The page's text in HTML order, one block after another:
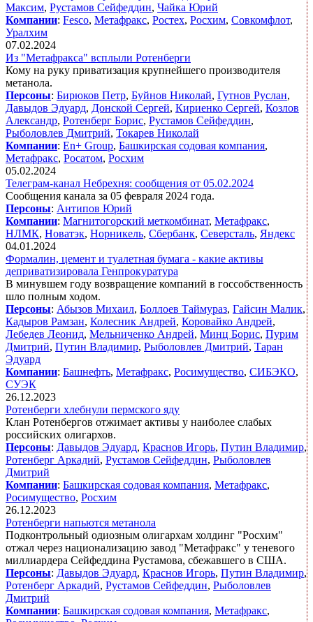
Максим, Рустамов Сейфеддин, Чайка Юрий
Компании: Fesco, Метафракс, Ростех, Росхим, Совкомфлот,
Уралхим
07.02.2024
Из "Метафракса" всплыли Ротенберги
Кому на руку приватизация крупнейшего производителя
метанола.
Персоны: Бирюков Петр, Буйнов Николай, Гутнов Руслан,
Давыдов Эдуард, Донской Сергей, Кириенко Сергей, Козлов
Александр, Ротенберг Борис, Рустамов Сейфеддин,
Рыболовлев Дмитрий, Токарев Николай
Компании: En+ Group, Башкирская содовая компания,
Метафракс, Росатом, Росхим
05.02.2024
Телеграм-канал Небрехня: сообщения от 05.02.2024
Сообщения канала за 05 февраля 2024 года.
Персоны: Антипов Юрий
Компании: Магнитогорский меткомбинат, Метафракс,
НЛМК, Новатэк, Норникель, Сбербанк, Северсталь, Яндекс
04.01.2024
Формалин, цемент и туалетная бумага - какие активы
деприватизировала Генпрокуратура
В минувшем году возвращение компаний в госсобственность
шло полным ходом.
Персоны: Абызов Михаил, Боллоев Таймураз, Гайсин Малик,
Кадыров Рамзан, Колесник Андрей, Коровайко Андрей,
Лебедев Леонид, Мельниченко Андрей, Минц Борис, Пурим
Дмитрий, Путин Владимир, Рыболовлев Дмитрий, Таран
Эдуард
Компании: Башнефть, Метафракс, Росимущество, СИБЭКО,
СУЭК
26.12.2023
Ротенберги хлебнули пермского яду
Клан Ротенбергов отжимает активы у наиболее слабых
российских олигархов.
Персоны: Давыдов Эдуард, Краснов Игорь, Путин Владимир,
Ротенберг Аркадий, Рустамов Сейфеддин, Рыболовлев
Дмитрий
Компании: Башкирская содовая компания, Метафракс,
Росимущество, Росхим
26.12.2023
Ротенберги напьются метанола
Подконтрольный одиозным олигархам холдинг "Росхим"
отжал через национализацию завод "Метафракс" у теневого
миллиардера Сейфеддина Рустамова, сбежавшего в США.
Персоны: Давыдов Эдуард, Краснов Игорь, Путин Владимир,
Ротенберг Аркадий, Рустамов Сейфеддин, Рыболовлев
Дмитрий
Компании: Башкирская содовая компания, Метафракс,